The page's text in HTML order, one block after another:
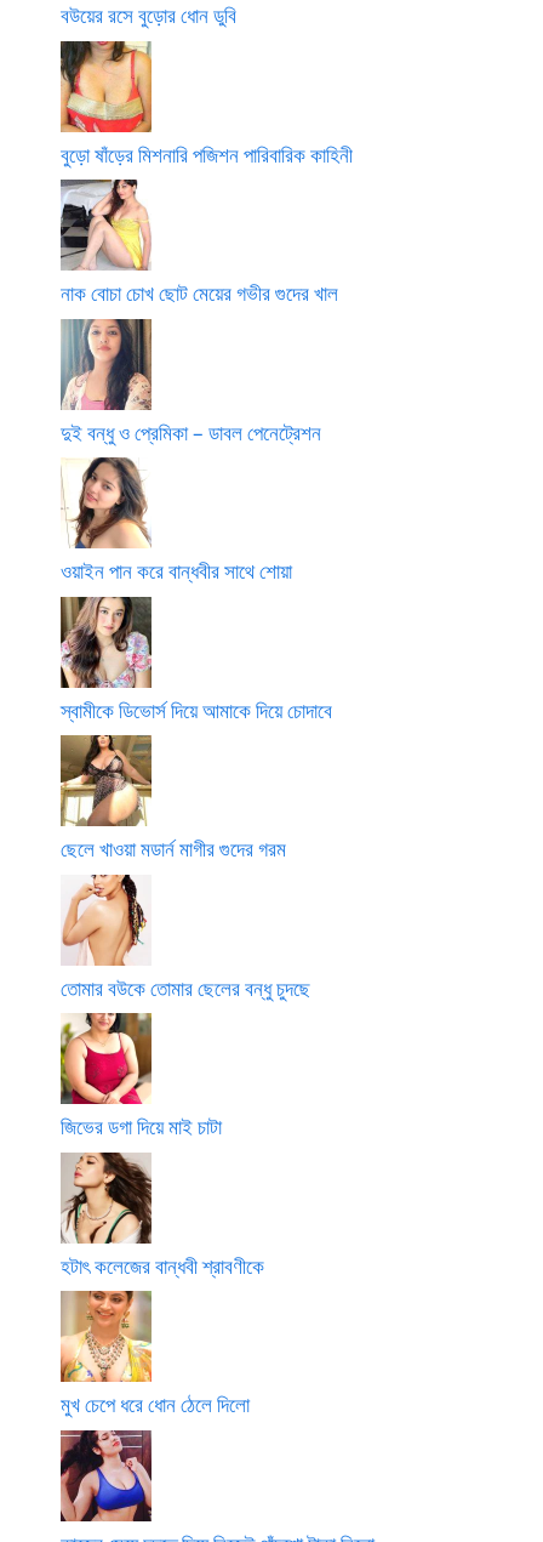
বউয়ের রসে বুড়োর ধোন ডুবি
বুড়ো ষাঁড়ের মিশনারি পজিশন পারিবারিক কাহিনী
নাক বোচা চোখ ছোট মেয়ের গভীর গুদের খাল
দুই বন্ধু ও প্রেমিকা – ডাবল পেনেট্রেশন
ওয়াইন পান করে বান্ধবীর সাথে শোয়া
স্বামীকে ডিভোর্স দিয়ে আমাকে দিয়ে চোদাবে
ছেলে খাওয়া মডার্ন মাগীর গুদের গরম
তোমার বউকে তোমার ছেলের বন্ধু চুদছে
জিভের ডগা দিয়ে মাই চাটা
হটাৎ কলেজের বান্ধবী শ্রাবণীকে
মুখ চেপে ধরে ধোন ঠেলে দিলো